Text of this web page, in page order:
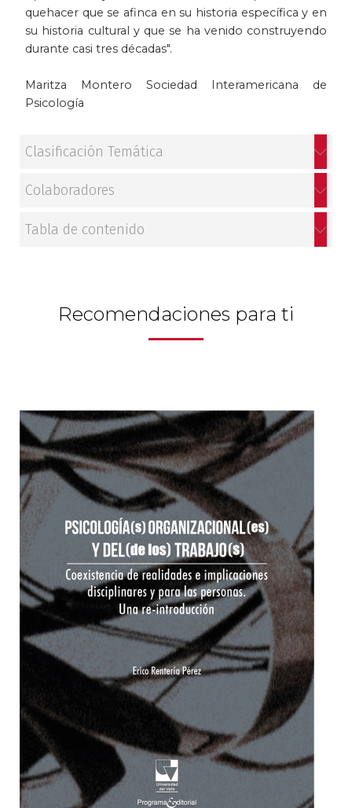
Patrimonio
Política y gobierno
Posconflicto
Psicología
Violencia
quehacer que se afinca en su historia específica y en
su historia cultural y que se ha venido construyendo
durante casi tres décadas".
Maritza Montero Sociedad Interamericana de
Psicología
Clasificación Temática
Colaboradores
Tabla de contenido
Recomendaciones para ti